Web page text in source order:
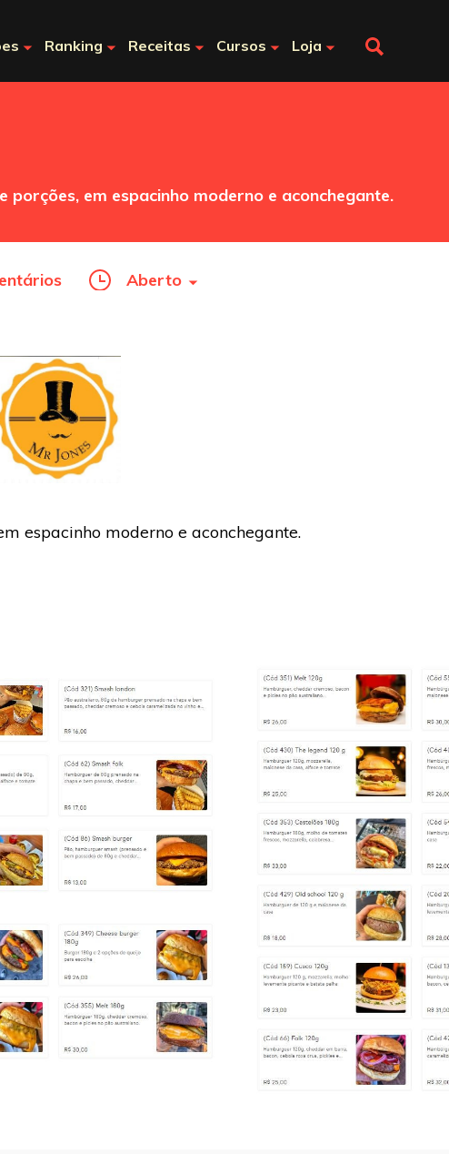
Ranking Receitas Cursos Loja
em espacinho moderno e aconchegante.
Aberto
espacinho moderno e aconchegante.